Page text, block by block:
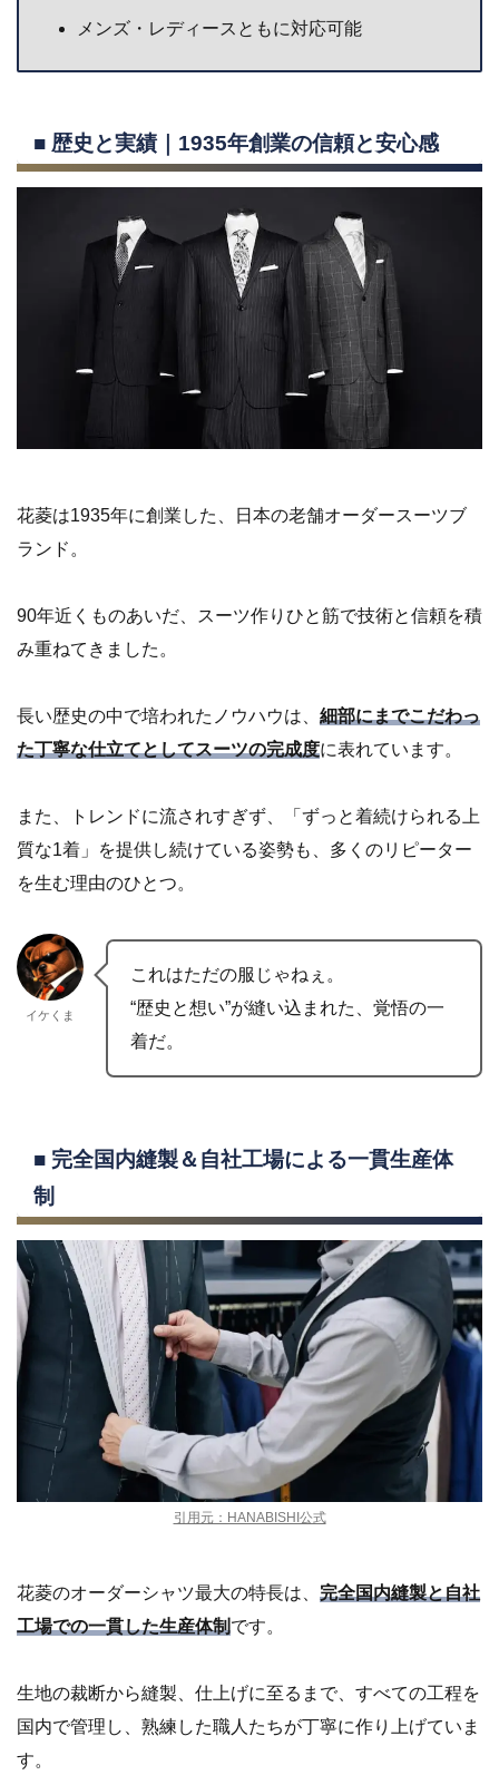
メンズ・レディースともに対応可能
■ 歴史と実績｜1935年創業の信頼と安心感
花菱は1935年に創業した、日本の老舗オーダースーツブ
ランド。
90年近くものあいだ、スーツ作りひと筋で技術と信頼を積
み重ねてきました。
長い歴史の中で培われたノウハウは、 細部にまでこだわっ
た丁寧な仕立てとしてスーツの完成度に表れています。
また、トレンドに流されすぎず、「ずっと着続けられる上
質な1着」を提供し続けている姿勢も、多くのリピーター
を生む理由のひとつ。
イケくま
これはただの服じゃねぇ。
“歴史と想い”が縫い込まれた、覚悟の一
着だ。
■ 完全国内縫製＆自社工場による一貫生産体
制
引用元：HANABISHI公式
花菱のオーダーシャツ最大の特長は、 完全国内縫製と自社
工場での一貫した生産体制です。
生地の裁断から縫製、仕上げに至るまで、すべての工程を
国内で管理し、熟練した職人たちが丁寧に作り上げていま
す。